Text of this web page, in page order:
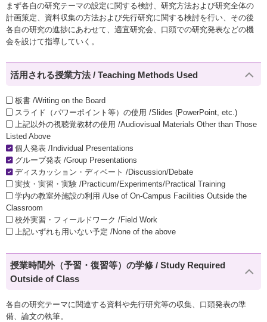
まず各自の研究テーマの設定に関する検討、研究方法および研究全体の
計画策定、資料収集の方法および先行研究に関する検討を行い、その後
各自の研究の進捗にあわせて、適宜研究会、口頭での研究発表などの機
会を設けて指導していく。
活用される授業方法 / Teaching Methods Used
板書 /Writing on the Board
スライド（パワーポイント等）の使用 /Slides (PowerPoint, etc.)
上記以外の視聴覚教材の使用 /Audiovisual Materials Other than Those
Listed Above
個人発表 /Individual Presentations
グループ発表 /Group Presentations
ディスカッション・ディベート /Discussion/Debate
実技・実習・実験 /Practicum/Experiments/Practical Training
学内の教室外施設の利用 /Use of On-Campus Facilities Outside the
Classroom
校外実習・フィールドワーク /Field Work
上記いずれも用いない予定 /None of the above
授業時間外（予習・復習等）の学修 / Study Required
Outside of Class
各自の研究テーマに関連する資料や先行研究等の収集、口頭発表の準
備、論文の執筆。